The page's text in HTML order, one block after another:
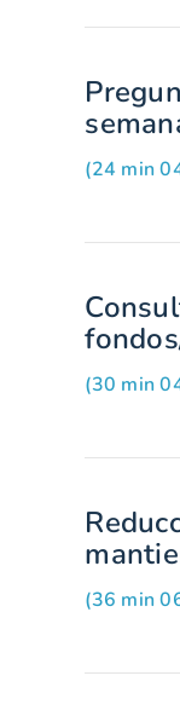
(24 min
(30 min
(36 min